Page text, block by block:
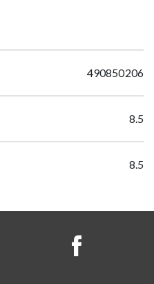
490850206
8.5
8.5